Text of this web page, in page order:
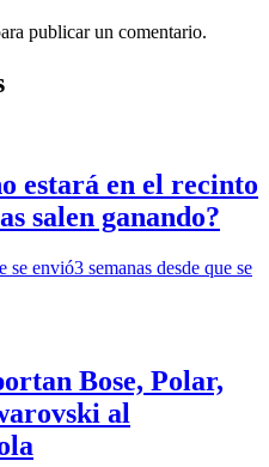
publicar un comentario.
estará en el recinto
salen ganando?
se envió3 semanas desde que se
Bose, Polar,
al